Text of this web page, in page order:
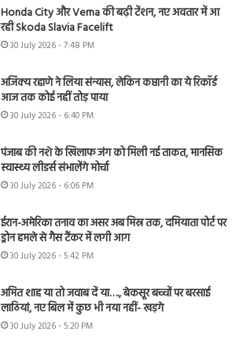
Honda City और Verna की बढ़ी टेंशन, नए अवतार में आ
रही Skoda Slavia Facelift
30 July 2026 - 7:48 PM
अजिंक्य रहाणे ने लिया संन्यास, लेकिन कप्तानी का ये रिकॉर्ड
आज तक कोई नहीं तोड़ पाया
30 July 2026 - 6:40 PM
पंजाब की नशे के खिलाफ जंग को मिली नई ताकत, मानसिक
स्वास्थ्य लीडर्स संभालेंगे मोर्चा
30 July 2026 - 6:06 PM
ईरान-अमेरिका तनाव का असर अब मिस्र तक, दमियाता पोर्ट पर
ड्रोन हमले से गैस टैंकर में लगी आग
30 July 2026 - 5:42 PM
अमित शाह या तो जवाब दें या…., बेकसूर बच्चों पर बरसाई
लाठियां, नए बिल में कुछ भी नया नहीं- खड़गे
30 July 2026 - 5:20 PM